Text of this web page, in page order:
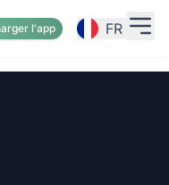
l'app FR